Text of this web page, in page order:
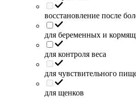
восстановление после
для беременных и
для контроля веса
для чувствительного
для щенков